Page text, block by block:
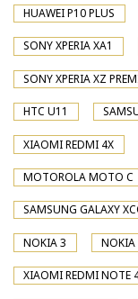
HUAWEI P10 PLUS
SONY XPERIA XA1
SONY XPERIA XZ
HTC U11
XIAOMI REDMI 4X
MOTOROLA MOTO C
SAMSUNG GALAXY
NOKIA 3 NOKIA
XIAOMI REDMI NOTE